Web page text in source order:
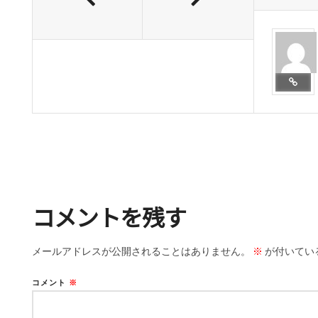
コメントを残す
メールアドレスが公開されることはありません。 ※ が付いてい
コメント ※